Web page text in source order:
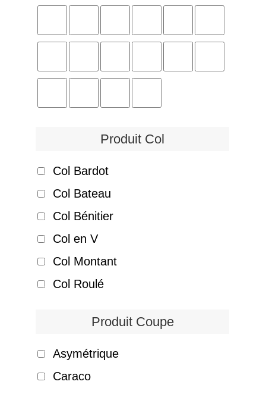
Produit Col
Col Bardot
Col Bateau
Col Bénitier
Col en V
Col Montant
Col Roulé
Produit Coupe
Asymétrique
Caraco